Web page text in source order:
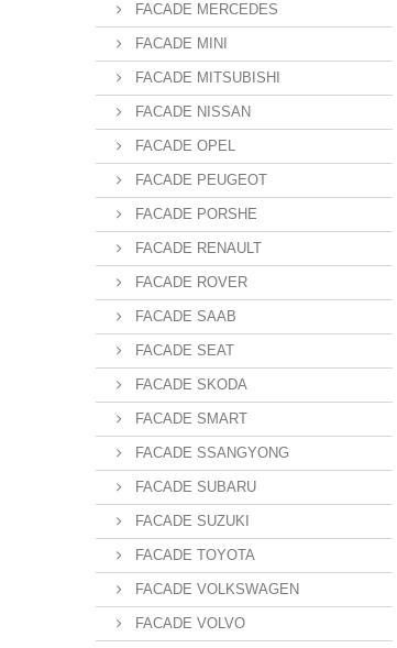
FACADE MERCEDES
FACADE MINI
FACADE MITSUBISHI
FACADE NISSAN
FACADE OPEL
FACADE PEUGEOT
FACADE PORSHE
FACADE RENAULT
FACADE ROVER
FACADE SAAB
FACADE SEAT
FACADE SKODA
FACADE SMART
FACADE SSANGYONG
FACADE SUBARU
FACADE SUZUKI
FACADE TOYOTA
FACADE VOLKSWAGEN
FACADE VOLVO